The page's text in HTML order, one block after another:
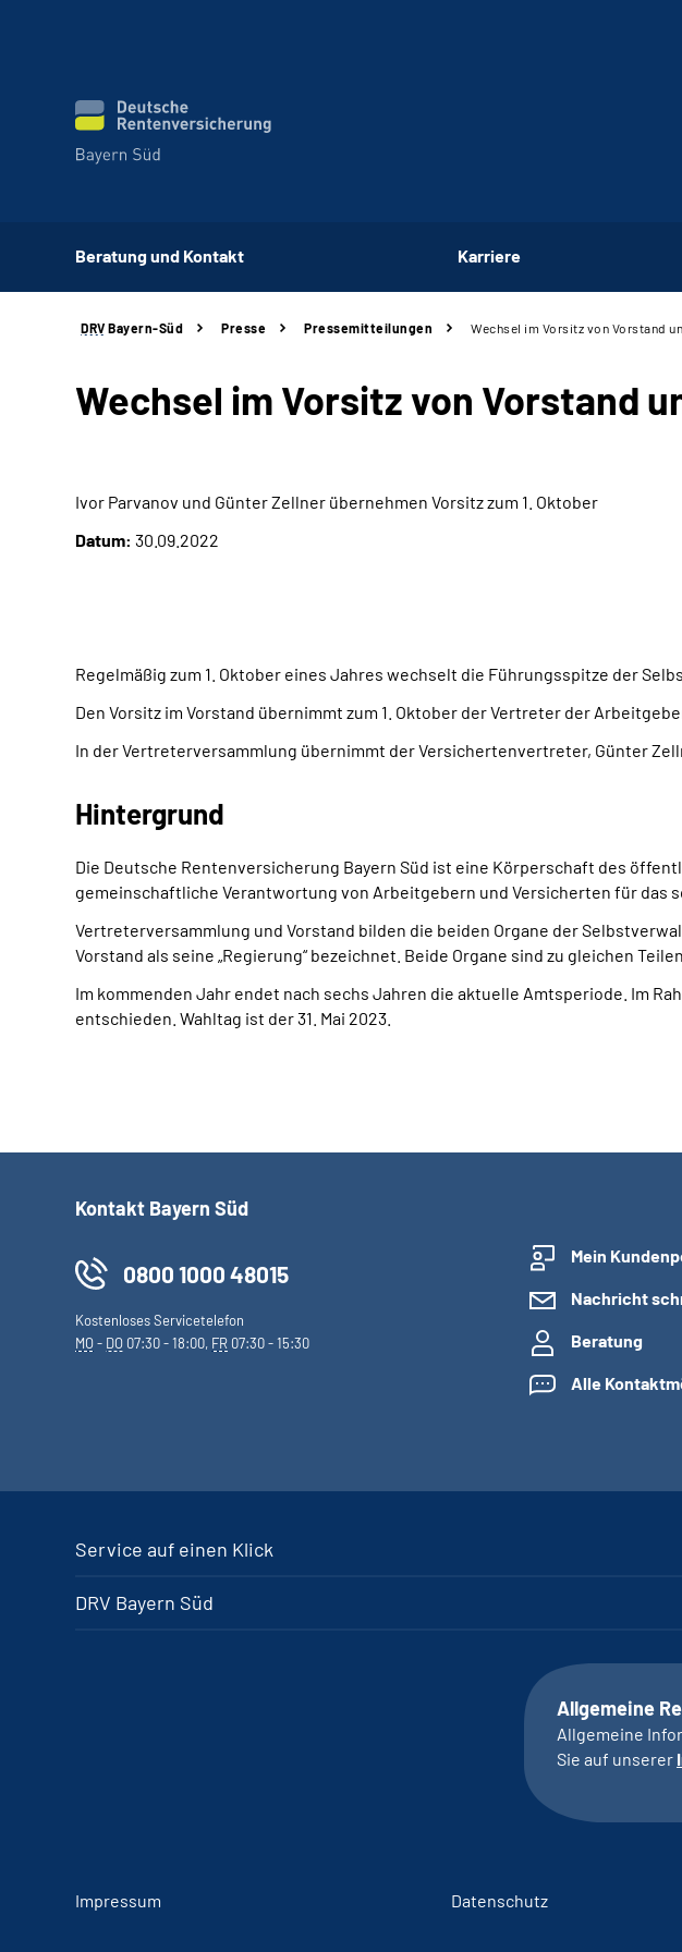
Beratung und Kontakt Karriere
DRV Bayern-Süd Presse Pressemitteilungen Wechsel im Vorsitz von Vorstand
Wechsel im Vorsitz von Vorstand
Ivor Parvanov und Günter Zellner übernehmen Vorsitz zum 1. Oktober
Datum: 30.09.2022
Regelmäßig zum 1. Oktober eines Jahres wechselt die Führungsspitze der
Den Vorsitz im Vorstand übernimmt zum 1. Oktober der Vertreter der
In der Vertreterversammlung übernimmt der Versichertenvertreter, Günter
Hintergrund
Die Deutsche Rentenversicherung Bayern Süd ist eine Körperschaft des
gemeinschaftliche Verantwortung von Arbeitgebern und Versicherten für das
Vertreterversammlung und Vorstand bilden die beiden Organe der
Vorstand als seine „Regierung“ bezeichnet. Beide Organe sind zu gleichen
Im kommenden Jahr endet nach sechs Jahren die aktuelle Amtsperiode. Im
entschieden. Wahltag ist der 31. Mai 2023.
Kontakt Bayern Süd
0800 1000 48015
Kostenloses Servicetelefon
MO- DO 07:30 - 18:00, FR 07:30 - 15:30
Mein
Nachricht
Beratung
Alle
Service auf einen Klick
DRV Bayern Süd
Allgemeine
Allgemeine
Sie auf unserer
Impressum Datenschutz